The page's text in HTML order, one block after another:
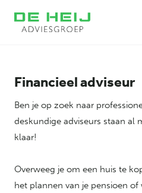
Financieel adviseur
Ben je op zoek naar
deskundige adviseurs staan al
klaar!
Overweeg je om een huis te
het plannen van je pensioen